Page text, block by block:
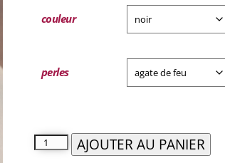
couleur
perles
AJOUTER AU PANIER